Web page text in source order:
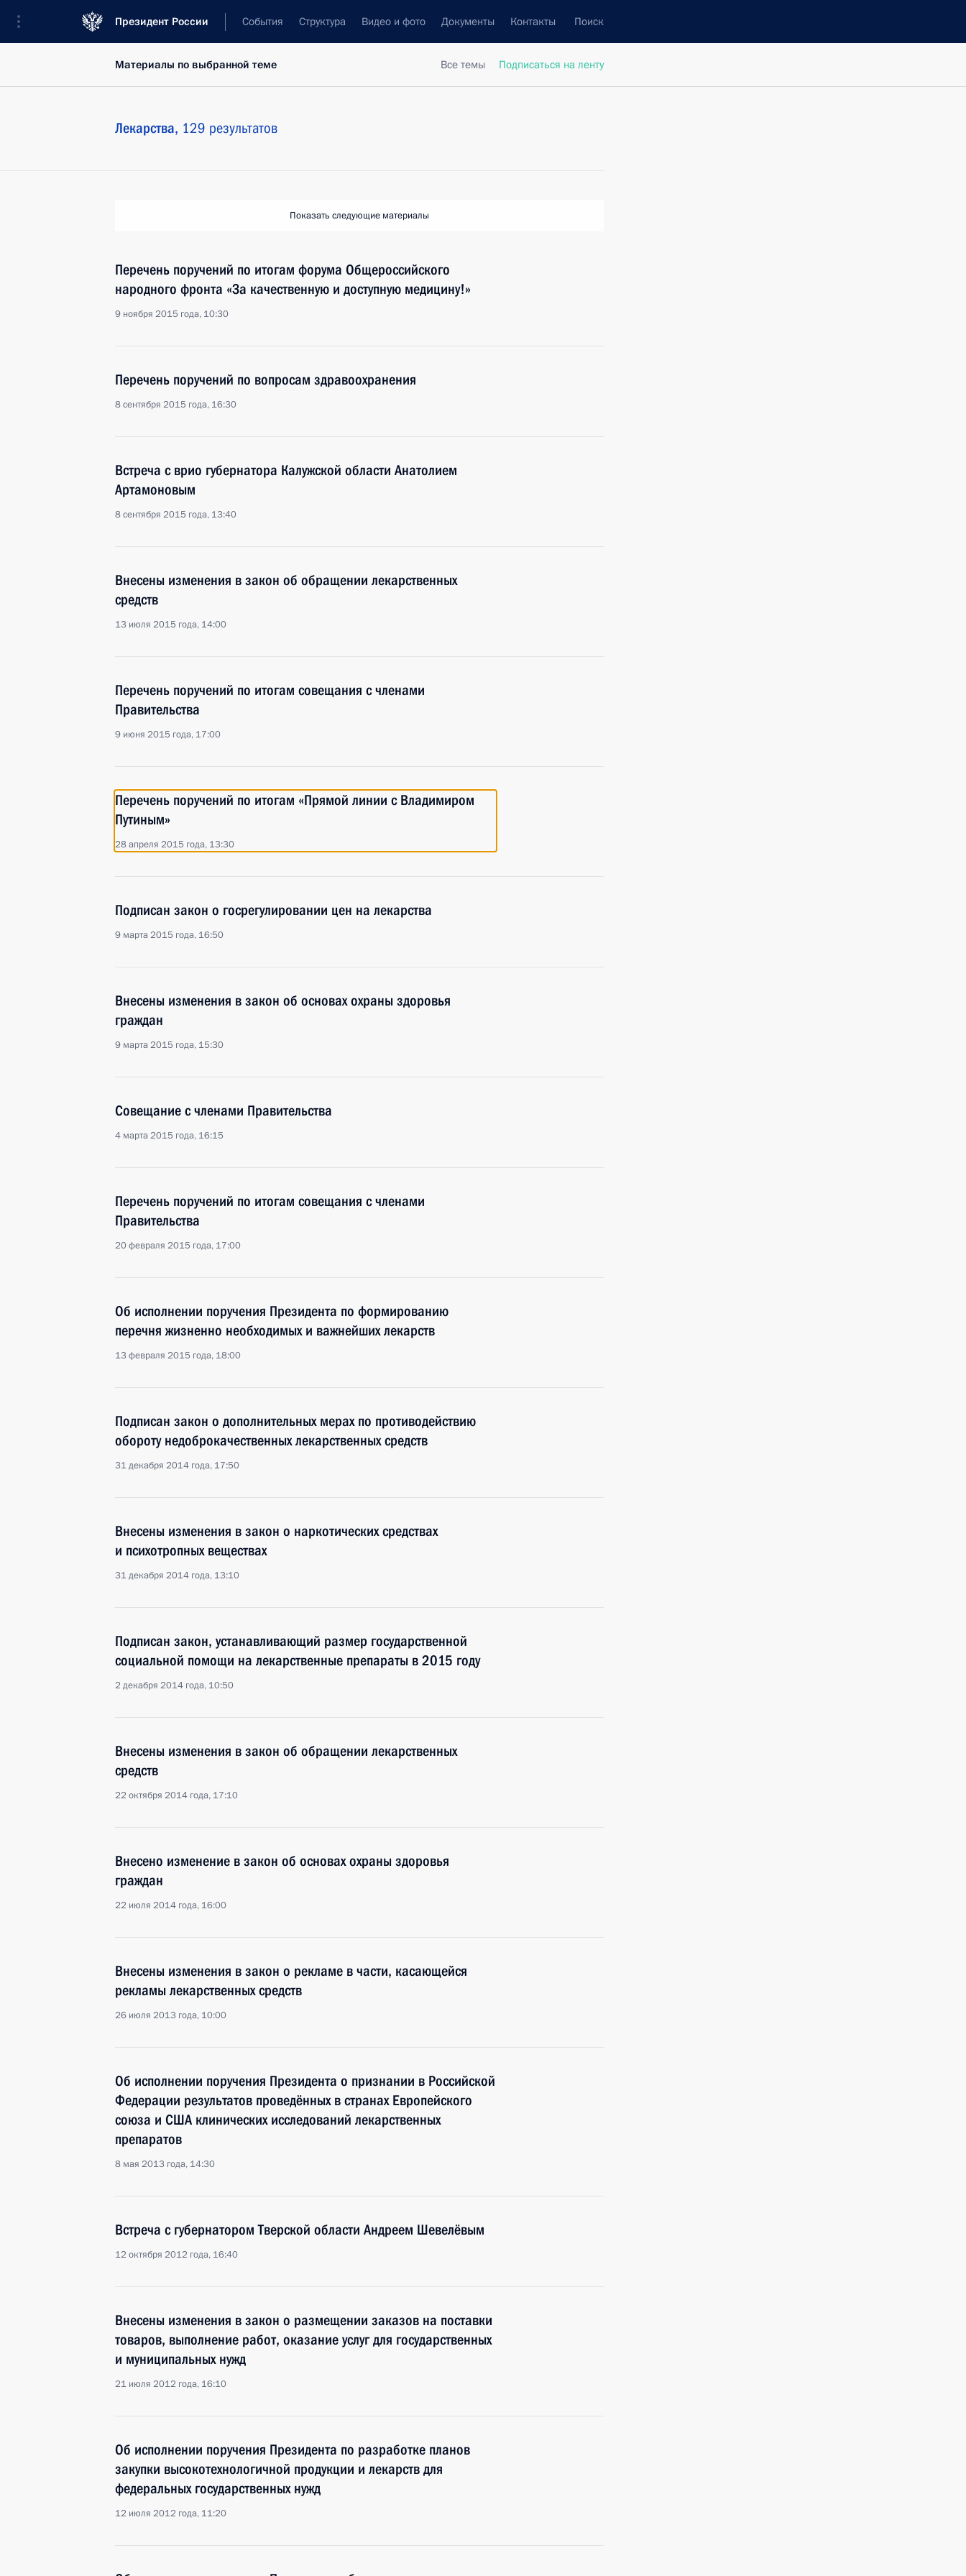
Президент России События Структура Видео и фото Документы Контакты Поиск
Все темы Подписаться на ленту
Материалы по выбранной теме
Лекарства, 129 результатов
Показать следующие материалы
Перечень поручений по итогам форума Общероссийского
народного фронта «За качественную и доступную медицину!»
9 ноября 2015 года, 10:30
Перечень поручений по вопросам здравоохранения
8 сентября 2015 года, 16:30
Встреча с врио губернатора Калужской области Анатолием
Артамоновым
8 сентября 2015 года, 13:40
Внесены изменения в закон об обращении лекарственных
средств
13 июля 2015 года, 14:00
Перечень поручений по итогам совещания с членами
Правительства
9 июня 2015 года, 17:00
Перечень поручений по итогам «Прямой линии с Владимиром
Путиным»
28 апреля 2015 года, 13:30
Подписан закон о госрегулировании цен на лекарства
9 марта 2015 года, 16:50
Внесены изменения в закон об основах охраны здоровья
граждан
9 марта 2015 года, 15:30
Совещание с членами Правительства
4 марта 2015 года, 16:15
Перечень поручений по итогам совещания с членами
Правительства
20 февраля 2015 года, 17:00
Об исполнении поручения Президента по формированию
перечня жизненно необходимых и важнейших лекарств
13 февраля 2015 года, 18:00
Подписан закон о дополнительных мерах по противодействию
обороту недоброкачественных лекарственных средств
31 декабря 2014 года, 17:50
Внесены изменения в закон о наркотических средствах
и психотропных веществах
31 декабря 2014 года, 13:10
Подписан закон, устанавливающий размер государственной
социальной помощи на лекарственные препараты в 2015 году
2 декабря 2014 года, 10:50
Внесены изменения в закон об обращении лекарственных
средств
22 октября 2014 года, 17:10
Внесено изменение в закон об основах охраны здоровья
граждан
22 июля 2014 года, 16:00
Внесены изменения в закон о рекламе в части, касающейся
рекламы лекарственных средств
26 июля 2013 года, 10:00
Об исполнении поручения Президента о признании в Российской
Федерации результатов проведённых в странах Европейского
союза и США клинических исследований лекарственных
препаратов
8 мая 2013 года, 14:30
Встреча с губернатором Тверской области Андреем Шевелёвым
12 октября 2012 года, 16:40
Внесены изменения в закон о размещении заказов на поставки
товаров, выполнение работ, оказание услуг для государственных
и муниципальных нужд
21 июля 2012 года, 16:10
Об исполнении поручения Президента по разработке планов
закупки высокотехнологичной продукции и лекарств для
федеральных государственных нужд
12 июля 2012 года, 11:20